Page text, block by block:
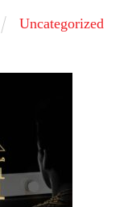
Uncategorized